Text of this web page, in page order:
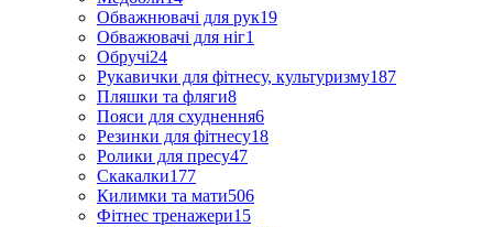
Обважнювачі для рук19
Обважювачі для ніг1
Обручі24
Рукавички для фітнесу, культуризму187
Пляшки та фляги8
Пояси для схуднення6
Резинки для фітнесу18
Ролики для пресу47
Скакалки177
Килимки та мати506
Фітнес тренажери15